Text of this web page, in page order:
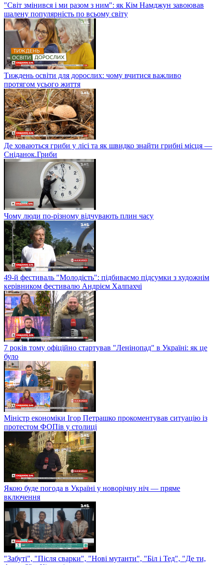
"Світ змінився і ми разом з ним": як Кім Намджун завоював
шалену популярність по всьому світу
Тиждень освіти для дорослих: чому вчитися важливо
протягом усього життя
Де ховаються гриби у лісі та як швидко знайти грибні місця —
Сніданок.Гриби
Чому люди по-різному відчувають плин часу
49-й фестиваль "Молодість": підбиваємо підсумки з художнім
керівником фестивалю Андрієм Халпахчі
7 років тому офіційно стартував "Ленінопад" в Україні: як це
було
Міністр економіки Ігор Петрашко прокоментував ситуацію із
протестом ФОПів у столиці
Якою буде погода в Україні у новорічну ніч — пряме
включення
"Забуті", "Після сварки", "Нові мутанти", "Біл і Тед", "Де ти,